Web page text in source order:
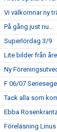
Vi välkomnar ny
På gång just nu...
Superlördag 3/9
Lite bilder från
Ny
F 06/07
Tack alla som
Ebba
Föreläsning